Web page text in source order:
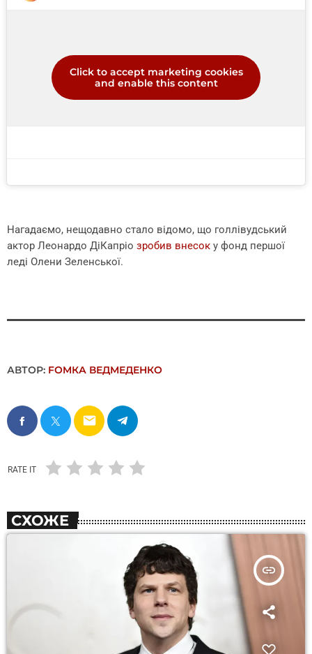
Click to accept marketing cookies
and enable this content
Нагадаємо, нещодавно стало відомо, що голлівудський
актор Леонардо ДіКапріо зробив внесок у фонд першої
леді Олени Зеленської.
АВТОР: FОMКА ВЕДМЕДЕНКО
email
RATE IT
СХОЖЕ
insert_link